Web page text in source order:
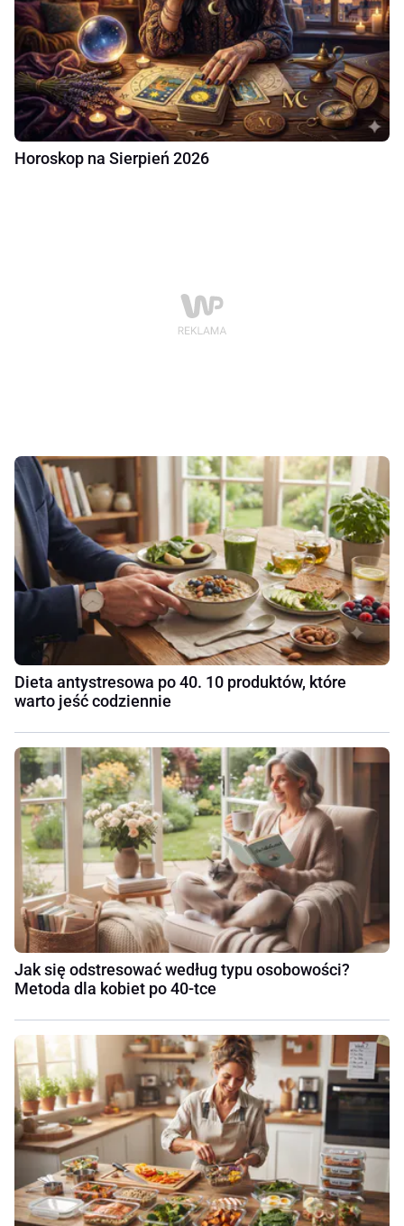
Horoskop na Sierpień 2026
Dieta antystresowa po 40. 10 produktów, które
warto jeść codziennie
Jak się odstresować według typu osobowości?
Metoda dla kobiet po 40-tce